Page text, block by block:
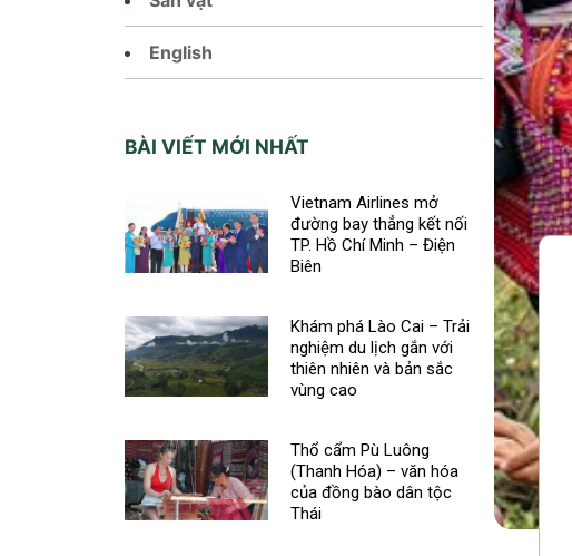
English
BÀI VIẾT MỚI NHẤT
Vietnam Airlines mở
đường bay thẳng kết nối
TP. Hồ Chí Minh – Điện
Biên
Khám phá Lào Cai – Trải
nghiệm du lịch gắn với
thiên nhiên và bản sắc
vùng cao
Thổ cẩm Pù Luông
(Thanh Hóa) – văn hóa
của đồng bào dân tộc
Thái